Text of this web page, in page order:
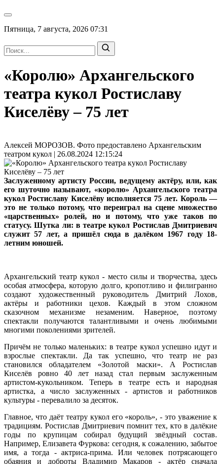
Пятница, 7 августа, 2026 07:31
«Королю» Архангельского
театра кукол Ростиславу
Киселёву – 75 лет
Алексей МОРОЗОВ. Фото предоставлено Архангельским
театром кукол | 26.08.2024 12:15:24
Заслуженному артисту России, ведущему актёру, или, как
его шуточно называют, «королю» Архангельского театра
кукол Ростиславу Киселёву исполняется 75 лет. Король —
это не только потому, что переиграл на сцене множество
«царственных» ролей, но и потому, что уже таков по
статусу. Шутка ли: в театре кукол Ростислав Дмитриевич
служит 57 лет, а пришёл сюда в далёком 1967 году 18-
летним юношей.
Архангельский театр кукол - место силы и творчества, здесь
особая атмосфера, которую долго, кропотливо и филигранно
создают художественный руководитель Дмитрий Лохов,
актёры и работники цехов. Каждый в этом сложном
сказочном механизме незаменим. Наверное, поэтому
спектакли получаются талантливыми и очень любимыми
многими поколениями зрителей.
Причём не только маленьких: в театре кукол успешно идут и
взрослые спектакли. Да так успешно, что театр не раз
становился обладателем «Золотой маски». А Ростислав
Киселёв ровно 40 лет назад стал первым заслуженным
артистом-кукольником. Теперь в театре есть и народная
артистка, а число заслуженных - артистов и работников
культуры - перевалило за десяток.
Главное, что даёт театру кукол его «король», - это уважение к
традициям. Ростислав Дмитриевич помнит тех, кто в далёкие
годы по крупицам собирал будущий звёздный состав.
Например, Елизавета Фуркова: сегодня, к сожалению, забытое
имя, а тогда - актриса-прима. Или человек потрясающего
обаяния и доброты Владимир Макаров - актёр сначала